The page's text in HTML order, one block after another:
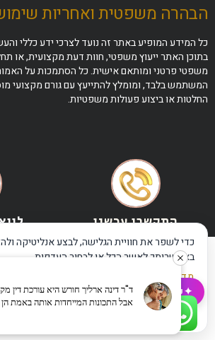
הבהרה משפטית ואחריות
כל המידע המופיע באתר זה נועד לצרכי ידע כללי
בתוכן האתר ייעוץ משפטי, חוות דעת מקצועית, או
משפטי פרטני ומותאם אישית. כל הסתמכות על
המשתמש בלבד, ומומלץ להתייעץ עם גורם מקצועי
החלטות או ביצוע פעולות משפטיות.
✦שאלו את ה-AI שלנו
התקשרו עכשיו
כדי לשפר את חוויית הגלישה, לבצע אנליטיקה
באפשרותך לאשר הכל או לבחור העדפות.
מדיניות פרטיות
אישור הכל
ד"ר דינה ארליך חורש היא עורכת דין
אבל התכונות המייחדות אותה באמת הן
האכפתיות והעדינות שבה היא מתקשרת